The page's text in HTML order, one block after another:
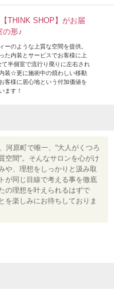
THINK SHOP】がお届
の形♪
ーのような上質な空間を提供。
た内装とサービスでお客様に上
半個室で流行り廃りに左右され
装☆更に施術中の煩わしい移動
客様に居心地という付加価値を
ます！
河原町で唯一、"大人がくつろ
空間"。そんなサロンを心がけ
や、理想をしっかりと汲み取
が同じ目線で考える事を徹底
の理想を叶えられるはずで
を楽しみにお待ちしておりま